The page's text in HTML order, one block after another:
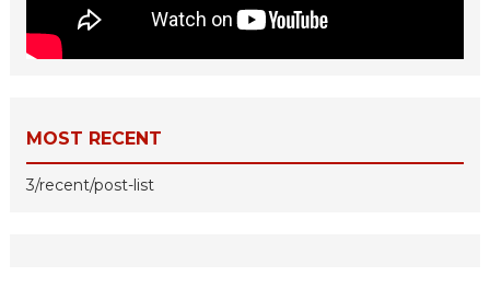
MOST RECENT
3/recent/post-list